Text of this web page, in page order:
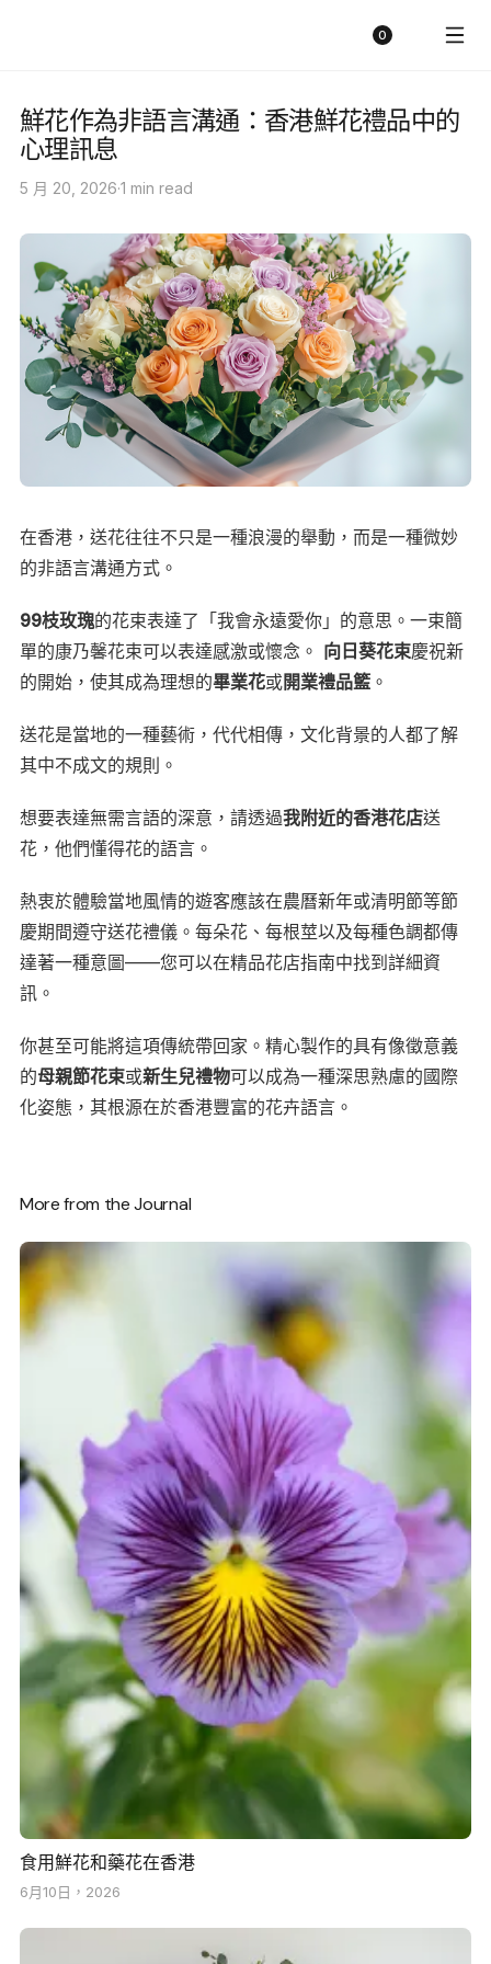
0
鮮花作為非語言溝通：香港鮮花禮品中的
心理訊息
5 月 20, 2026·1 min read
在香港，送花往往不只是一種浪漫的舉動，而是一種微妙
的非語言溝通方式。
99枝玫瑰的花束表達了「我會永遠愛你」的意思。一束簡
單的康乃馨花束可以表達感激或懷念。 向日葵花束慶祝新
的開始，使其成為理想的畢業花或開業禮品籃。
送花是當地的一種藝術，代代相傳，文化背景的人都了解
其中不成文的規則。
想要表達無需言語的深意，請透過我附近的香港花店送
花，他們懂得花的語言。
熱衷於體驗當地風情的遊客應該在農曆新年或清明節等節
慶期間遵守送花禮儀。每朵花、每根莖以及每種色調都傳
達著一種意圖——您可以在精品花店指南中找到詳細資
訊。
你甚至可能將這項傳統帶回家。精心製作的具有像徵意義
的母親節花束或新生兒禮物可以成為一種深思熟慮的國際
化姿態，其根源在於香港豐富的花卉語言。
More from the Journal
食用鮮花和藥花在香港
6月10日，2026